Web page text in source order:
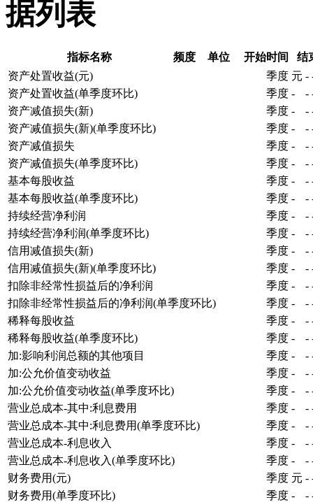
据列表
指标名称 频度 单位 开始时间
结
资产处置收益(元)
季度 元 -
资产处置收益(单季度环比)
季度 - -
资产减值损失(新)
季度 - -
资产减值损失(新)(单季度环比)
季度 - -
资产减值损失
季度 - -
资产减值损失(单季度环比)
季度 - -
基本每股收益
季度 - -
基本每股收益(单季度环比)
季度 - -
持续经营净利润
季度 - -
持续经营净利润(单季度环比)
季度 - -
信用减值损失(新)
季度 - -
信用减值损失(新)(单季度环比)
季度 - -
扣除非经常性损益后的净利润
季度 - -
扣除非经常性损益后的净利润(单季度环比)
季度 - -
稀释每股收益
季度 - -
稀释每股收益(单季度环比)
季度 - -
加:影响利润总额的其他项目
季度 - -
加:公允价值变动收益
季度 - -
加:公允价值变动收益(单季度环比)
季度 - -
营业总成本-其中:利息费用
季度 - -
营业总成本-其中:利息费用(单季度环比)
季度 - -
营业总成本-利息收入
季度 - -
营业总成本-利息收入(单季度环比)
季度 - -
财务费用(元)
季度 元 -
财务费用(单季度环比)
季度 - -